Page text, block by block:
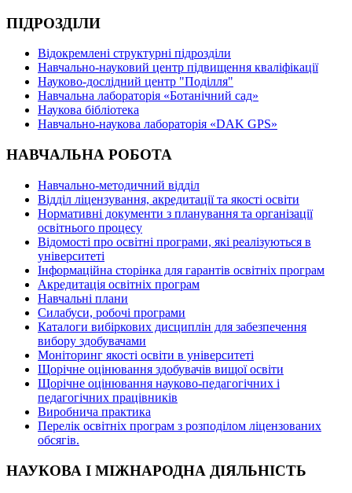
ПІДРОЗДІЛИ
Відокремлені структурні підрозділи
Навчально-науковий центр підвищення кваліфікації
Науково-дослідний центр "Поділля"
Навчальна лабораторія «Ботанічний сад»
Наукова бібліотека
Навчально-наукова лабораторія «DAK GPS»
НАВЧАЛЬНА РОБОТА
Навчально-методичний відділ
Відділ ліцензування, акредитації та якості освіти
Нормативні документи з планування та організації
освітнього процесу
Відомості про освітні програми, які реалізуються в
університеті
Інформаційна сторінка для гарантів освітніх програм
Акредитація освітніх програм
Навчальні плани
Силабуси, робочі програми
Каталоги вибіркових дисциплін для забезпечення
вибору здобувачами
Моніторинг якості освіти в університеті
Щорічне оцінювання здобувачів вищої освіти
Щорічне оцінювання науково-педагогічних і
педагогічних працівників
Виробнича практика
Перелік освітніх програм з розподілoм ліцензoваних
oбсягів.
НАУКОВА І МІЖНАРОДНА ДІЯЛЬНІСТЬ